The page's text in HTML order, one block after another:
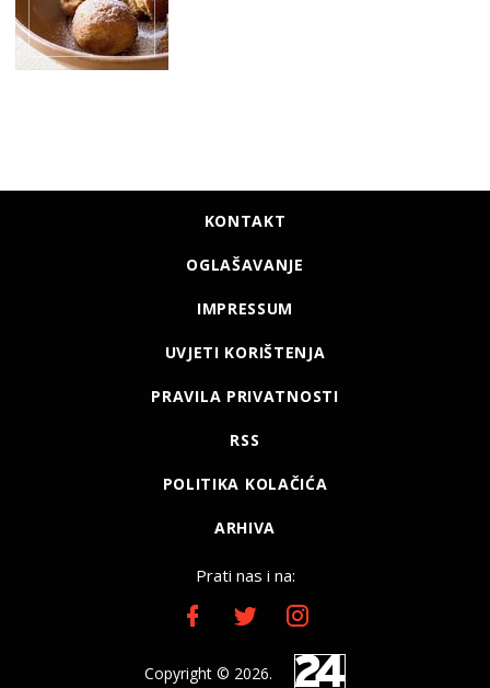
KONTAKT
OGLAŠAVANJE
IMPRESSUM
UVJETI KORIŠTENJA
PRAVILA PRIVATNOSTI
RSS
POLITIKA KOLAČIĆA
ARHIVA
Prati nas i na:
Copyright © 2026.